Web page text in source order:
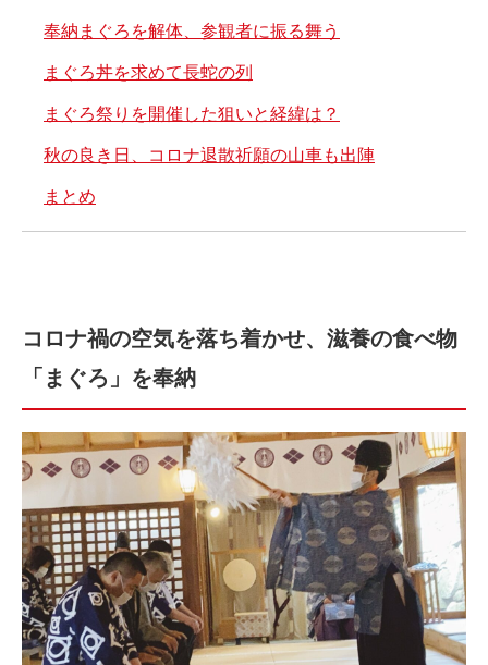
奉納まぐろを解体、参観者に振る舞う
まぐろ丼を求めて長蛇の列
まぐろ祭りを開催した狙いと経緯は？
秋の良き日、コロナ退散祈願の山車も出陣
まとめ
コロナ禍の空気を落ち着かせ、滋養の食べ物
「まぐろ」を奉納